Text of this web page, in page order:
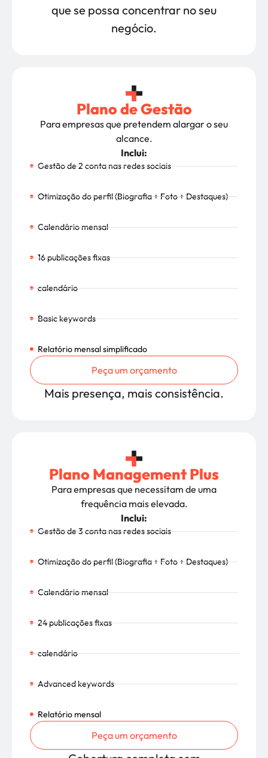
que se possa concentrar no seu
negócio.
Plano de Gestão
Para empresas que pretendem alargar o seu
alcance.
Inclui:
Gestão de 2 conta nas redes sociais
Otimização do perfil (Biografia + Foto + Destaques)
Calendário mensal
16 publicações fixas
calendário
Basic keywords
Relatório mensal simplificado
Peça um orçamento
Mais presença, mais consistência.
Plano Management Plus
Para empresas que necessitam de uma
frequência mais elevada.
Inclui:
Gestão de 3 conta nas redes sociais
Otimização do perfil (Biografia + Foto + Destaques)
Calendário mensal
24 publicações fixas
calendário
Advanced keywords
Relatório mensal
Peça um orçamento